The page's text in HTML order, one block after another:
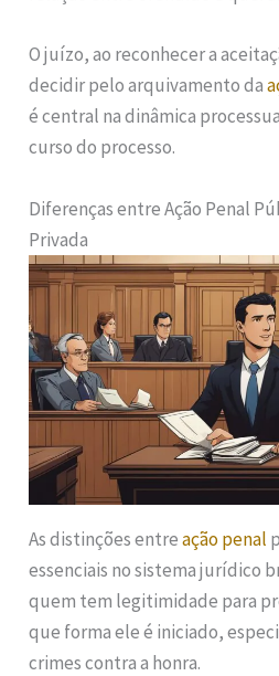
O juízo, ao reconhecer a
decidir pelo arquivamento da
é central na dinâmica
curso do processo.
Diferenças entre Ação Penal
Privada
As distinções entreação penal
essenciais no sistema jurídico
quem tem legitimidade para
que forma ele é iniciado,
crimes contra a honra.